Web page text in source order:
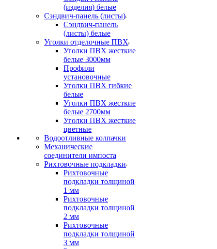
(изделия) белые
Сэндвич-панель (листы)
Сэндвич-панель
(листы) белые
Уголки отделочные ПВХ
Уголки ПВХ жесткие
белые 3000мм
Профили
установочные
Уголки ПВХ гибкие
белые
Уголки ПВХ жесткие
белые 2700мм
Уголки ПВХ жесткие
цветные
Водоотливные колпачки
Механические
соединители импоста
Рихтовочные подкладки
Рихтовочные
подкладки толщиной
1 мм
Рихтовочные
подкладки толщиной
2 мм
Рихтовочные
подкладки толщиной
3 мм